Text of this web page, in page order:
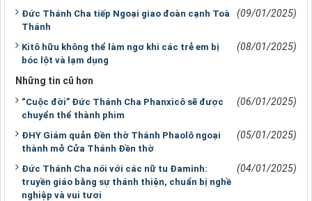
Đức Thánh Cha tiếp Ngoại giao đoàn cạnh Toà
Thánh
(09/01/2025)
Kitô hữu không thể làm ngơ khi các trẻ em bị
bóc lột và lạm dụng
(08/01/2025)
Những tin cũ hơn
“Cuộc đời” Đức Thánh Cha Phanxicô sẽ được
chuyển thể thành phim
(06/01/2025)
ĐHY Giám quản Đền thờ Thánh Phaolô ngoại
thành mở Cửa Thánh Đền thờ
(05/01/2025)
Đức Thánh Cha nói với các nữ tu Đaminh:
truyền giáo bằng sự thánh thiện, chuẩn bị nghề
nghiệp và vui tươi
(04/01/2025)